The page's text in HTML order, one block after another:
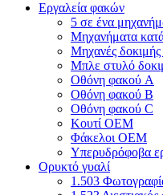
Εργαλεία φακών
5 σε ένα
Μηχανήματα
Μηχανές
Μπλε στυλό
Οθόνη φακού A
Οθόνη φακού Β
Οθόνη φακού C
Κουτί OEM
Φάκελοι OEM
Υπερυδρόφοβα
Ορυκτό γυαλί
1.503